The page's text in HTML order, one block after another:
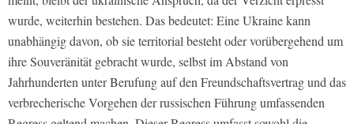
wurde, weiterhin bestehen. Das bedeutet: Eine Ukraine kann
unabhängig davon, ob sie territorial besteht oder vorübergehend um
ihre Souveränität gebracht wurde, selbst im Abstand von
Jahrhunderten unter Berufung auf den Freundschaftsvertrag und das
verbrecherische Vorgehen der russischen Führung umfassenden